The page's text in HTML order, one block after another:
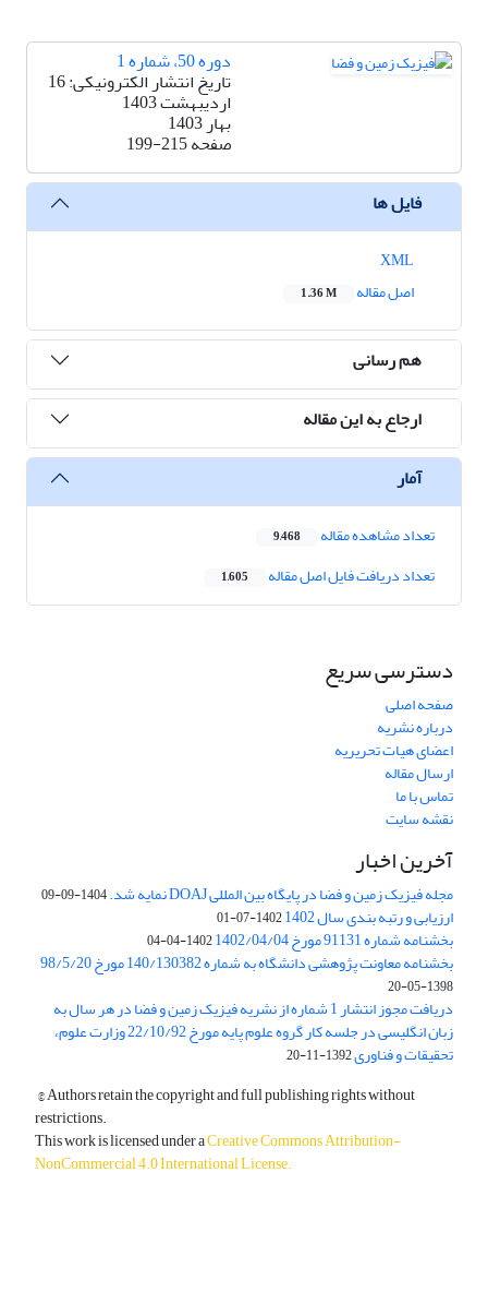
دوره 50، شماره 1
تاریخ انتشار الکترونیکی: 16
اردیبهشت 1403
بهار 1403
صفحه199-215
فایل ها
اصل مقاله
1.36 M
هم رسانی
ارجاع به این مقاله
آمار
تعداد مشاهده مقاله 9,468
تعداد دریافت فایل اصل مقاله 1,605
دسترسی سریع
صفحه اصلی
درباره نشریه
اعضای هیات تحریریه
ارسال مقاله
تماس با ما
نقشه سایت
آخرین اخبار
مجله فیزیک زمین و فضا در پایگاه بین المللی DOAJ نمایه شد. 1404-09-09
ارزیابی و رتبه بندی سال 1402 1402-07-01
بخشنامه شماره 91131 مورخ 1402/04/04 1402-04-04
بخشنامه معاونت پژوهشی دانشگاه به شماره 140/130382 مورخ 98/5/20
1398-05-20
دریافت مجوز انتشار 1 شماره از نشریه فیزیک زمین و فضا در هر سال به
زبان انگلیسی در جلسه کار گروه علوم پایه مورخ 22/10/92 وزارت علوم،
تحقیقات و فناوری1392-11-20
© Authors retain the copyright and full publishing rights without
restrictions.
This work is licensed under aCreative Commons Attribution-
NonCommercial 4.0 International License.